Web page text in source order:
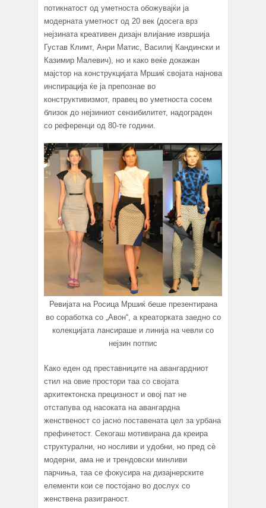
потикнатост од уметноста обожувајќи ја
модерната уметност од 20 век (досега врз
нејзината креативен дизајн влијание извршија
Густав Климт, Анри Матис, Василиј Кандински и
Казимир Малевич), но и како веќе докажан
мајстор на конструкцијата Мршиќ својата најнова
инспирација ќе ја препознае во
конструктивизмот, правец во уметноста сосем
близок до нејзиниот сензибилитет, надограден
со референци од 80-те години.
Ревијата на Росица Мршиќ беше презентирана
во соработка со „Авон“, а креаторката заедно со
колекцијата лансираше и линија на чевли со
нејзин потпис
Како еден од преставниците на авангардниот
стил на овие простори таа со својата
архитектонска прецизност и овој пат не
отстапува од насоката на авангардна
женственост со јасно поставената цел за урбана
префинетост. Секогаш мотивирана да креира
структурални, но носливи и удобни, но пред сè
модерни, ама не и трендовски минливи
парчиња, таа се фокусира на дизајнерските
елементи кои се постојано во дослух со
женствена разиграност.